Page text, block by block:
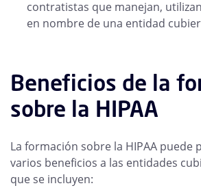
contratistas que manejan,
en nombre de una entidad
Beneficios de la
sobre la HIPAA
La formación sobre la HIPAA puede
varios beneficios a las entidades
que se incluyen: